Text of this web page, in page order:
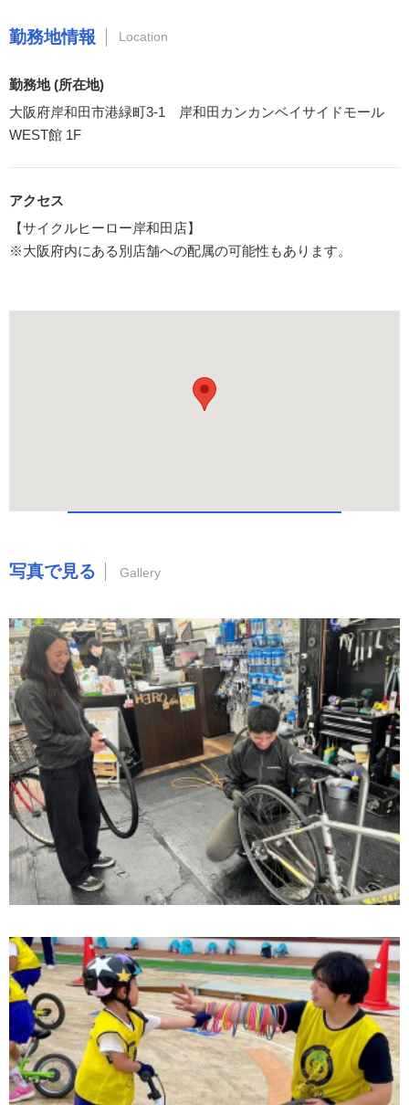
勤務地情報 Location
勤務地 (所在地)
大阪府岸和田市港緑町3-1 岸和田カンカンベイサイドモール
WEST館 1F
アクセス
【サイクルヒーロー岸和田店】
※大阪府内にある別店舗への配属の可能性もあります。
写真で見る